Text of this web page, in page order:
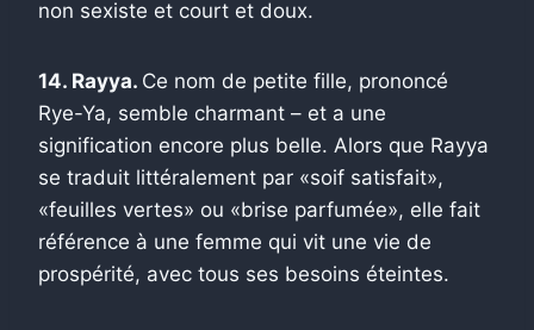
non sexiste et court et doux.
14. Rayya. Ce nom de petite fille, prononcé
Rye-Ya, semble charmant – et a une
signification encore plus belle. Alors que Rayya
se traduit littéralement par «soif satisfait»,
«feuilles vertes» ou «brise parfumée», elle fait
référence à une femme qui vit une vie de
prospérité, avec tous ses besoins éteintes.